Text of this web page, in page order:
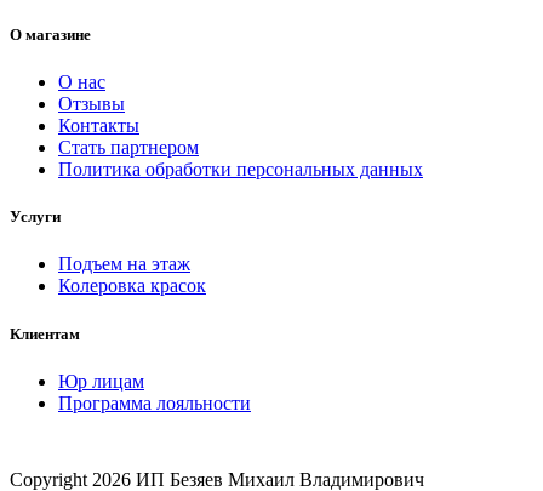
О магазине
О нас
Отзывы
Контакты
Стать партнером
Политика обработки персональных данных
Услуги
Подъем на этаж
Колеровка красок
Клиентам
Юр лицам
Программа лояльности
Copyright 2026 ИП Безяев Михаил Владимирович